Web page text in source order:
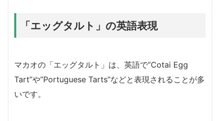
「エッグタルト」の英語表現
マカオの「エッグタルト」は、英語で”Cotai Egg
Tart”や”Portuguese Tarts”などと表現されることが多
いです。